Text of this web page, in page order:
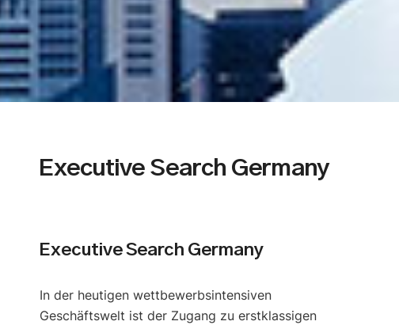
Executive Search Germany
Executive Search Germany
In der heutigen wettbewerbsintensiven
Geschäftswelt ist der Zugang zu erstklassigen